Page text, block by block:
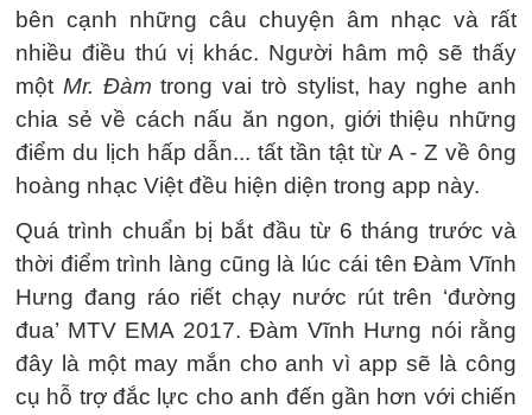
bên cạnh những câu chuyện âm nhạc và rất
nhiều điều thú vị khác. Người hâm mộ sẽ thấy
một Mr. Đàm trong vai trò stylist, hay nghe anh
chia sẻ về cách nấu ăn ngon, giới thiệu những
điểm du lịch hấp dẫn... tất tần tật từ A - Z về ông
hoàng nhạc Việt đều hiện diện trong app này.
Quá trình chuẩn bị bắt đầu từ 6 tháng trước và
thời điểm trình làng cũng là lúc cái tên Đàm Vĩnh
Hưng đang ráo riết chạy nước rút trên ‘đường
đua’ MTV EMA 2017. Đàm Vĩnh Hưng nói rằng
đây là một may mắn cho anh vì app sẽ là công
cụ hỗ trợ đắc lực cho anh đến gần hơn với chiến